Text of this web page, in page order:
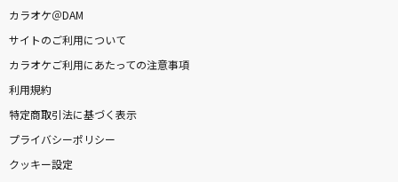
カラオケ＠DAM
サイトのご利用について
カラオケご利用にあたっての注意事項
利用規約
特定商取引法に基づく表示
プライバシーポリシー
クッキー設定